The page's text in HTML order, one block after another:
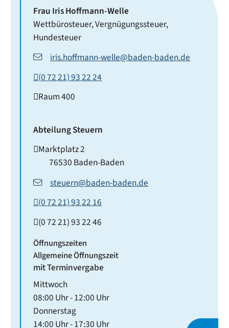
Frau IrisHoffmann-Welle
Wettbürosteuer, Vergnügungssteuer,
Hundesteuer
iris.hoffmann-welle@baden-baden.de
(07221) 932224
Raum400
Abteilung Steuern
Marktplatz 2
76530 Baden-Baden
steuern@baden-baden.de
(07221) 932216
(07221) 932246
Öffnungszeiten
Allgemeine Öffnungszeit
mit Terminvergabe
Mittwoch
08:00 Uhr-12:00 Uhr
Donnerstag
14:00 Uhr-17:30 Uhr